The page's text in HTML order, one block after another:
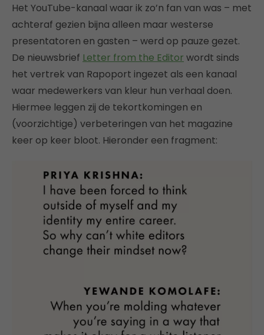
Het YouTube-kanaal waar ik zo’n fan van was – met
achteraf gezien bijna alleen maar westerse
presentatoren en gasten – werd op pauze gezet.
De nieuwsbrief Letter from the Editor wordt sinds
het vertrek van Rapoport ingezet als een kanaal
waar medewerkers van kleur hun verhaal doen.
Hiermee leggen zij de tekortkomingen en
(voorzichtige) verbeteringen van het magazine
keer op keer bloot. Hieronder een fragment: